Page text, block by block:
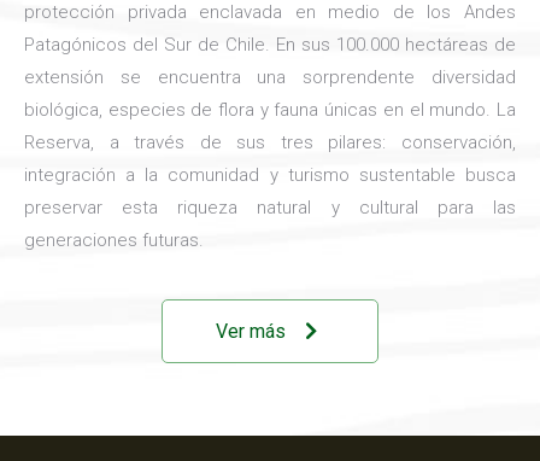
protección privada enclavada en medio de los Andes
Patagónicos del Sur de Chile. En sus 100.000 hectáreas de
extensión se encuentra una sorprendente diversidad
biológica, especies de flora y fauna únicas en el mundo. La
Reserva, a través de sus tres pilares: conservación,
integración a la comunidad y turismo sustentable busca
preservar esta riqueza natural y cultural para las
generaciones futuras.
Ver más